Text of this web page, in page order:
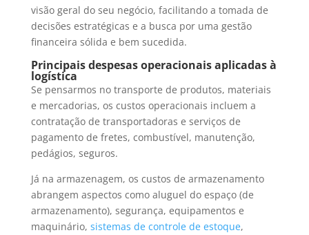
visão geral do seu negócio, facilitando a tomada de
decisões estratégicas e a busca por uma gestão
financeira sólida e bem sucedida.
Principais despesas operacionais aplicadas à
logística
Se pensarmos no transporte de produtos, materiais
e mercadorias, os custos operacionais incluem a
contratação de transportadoras e serviços de
pagamento de fretes, combustível, manutenção,
pedágios, seguros.
Já na armazenagem, os custos de armazenamento
abrangem aspectos como aluguel do espaço (de
armazenamento), segurança, equipamentos e
maquinário, sistemas de controle de estoque,